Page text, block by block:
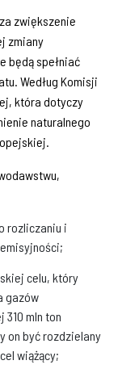
zwiększenie
zmiany
będą spełniać
Według Komisji
która dotyczy
naturalnego
rozliczaniu i
celu, który
gazów
mln ton
on być rozdzielany
wiążący;